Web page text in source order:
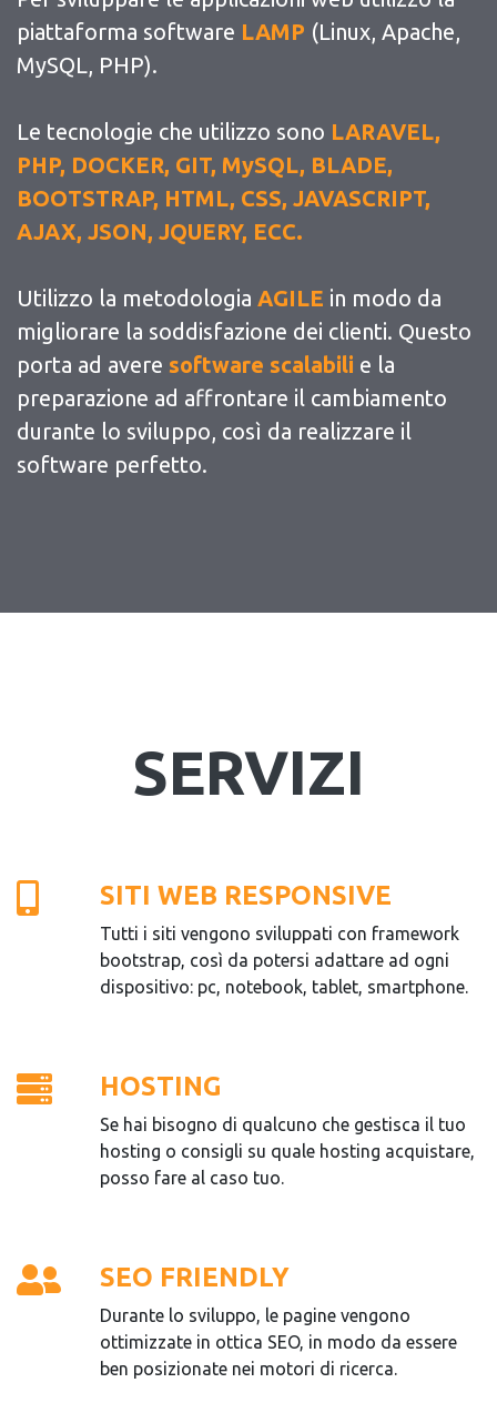
piattaforma software LAMP (Linux, Apache,
MySQL, PHP).
Le tecnologie che utilizzo sono LARAVEL,
PHP, DOCKER, GIT, MySQL, BLADE,
BOOTSTRAP, HTML, CSS, JAVASCRIPT,
AJAX, JSON, JQUERY, ECC.
Utilizzo la metodologia AGILE in modo da
migliorare la soddisfazione dei clienti. Questo
porta ad avere software scalabili e la
preparazione ad affrontare il cambiamento
durante lo sviluppo, così da realizzare il
software perfetto.
SERVIZI
SITI WEB RESPONSIVE
Tutti i siti vengono sviluppati con framework
bootstrap, così da potersi adattare ad ogni
dispositivo: pc, notebook, tablet, smartphone.
HOSTING
Se hai bisogno di qualcuno che gestisca il tuo
hosting o consigli su quale hosting acquistare,
posso fare al caso tuo.
SEO FRIENDLY
Durante lo sviluppo, le pagine vengono
ottimizzate in ottica SEO, in modo da essere
ben posizionate nei motori di ricerca.